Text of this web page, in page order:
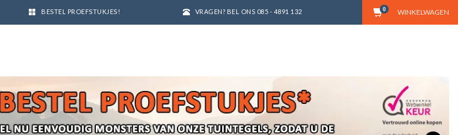
BESTEL PROEFSTUKJES! VRAGEN? BEL ONS 085 - 4891 132 WINKELWAGEN
0